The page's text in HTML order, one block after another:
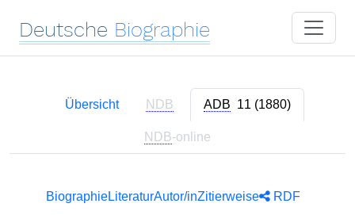
Deutsche Biographie
Übersicht NDB ADB 11 (1880)
NDB-online
BiographieLiteraturAutor/inZitierweise
RDF